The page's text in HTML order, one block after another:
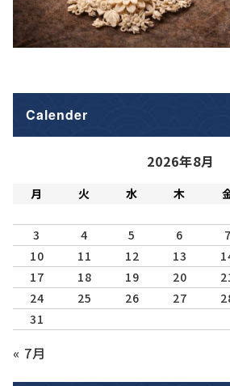
Calender
2026年8月
月 火 水 木
3
4 5 6 7
10
11 12 13
17
18 19 20
24
25 26 27
31
« 7月